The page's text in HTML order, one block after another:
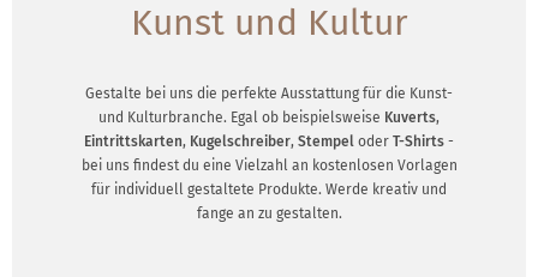
Kunst und Kultur
Gestalte bei uns die perfekte Ausstattung für die Kunst-
und Kulturbranche. Egal ob beispielsweise Kuverts,
Eintrittskarten, Kugelschreiber, Stempel oder T-Shirts -
bei uns findest du eine Vielzahl an kostenlosen Vorlagen
für individuell gestaltete Produkte. Werde kreativ und
fange an zu gestalten.